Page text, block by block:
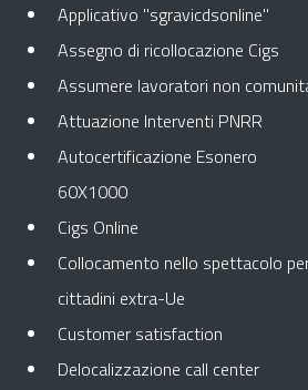
Applicativo "sgravicdsonline"
Assegno di ricollocazione Cigs
Assumere lavoratori non
Attuazione Interventi PNRR
Autocertificazione Esonero
60X1000
Cigs Online
Collocamento nello spettacolo
cittadini extra-Ue
Customer satisfaction
Delocalizzazione call center